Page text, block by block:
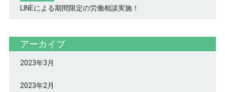
LINEによる期間限定の労働相談実施！
アーカイブ
2023年3月
2023年2月